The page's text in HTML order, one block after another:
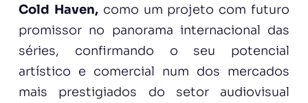
Cold Haven,como um projeto com futuro
promissor no panorama internacional das
séries, confirmando o seu potencial
artístico e comercial num dos mercados
mais prestigiados do setor audiovisual